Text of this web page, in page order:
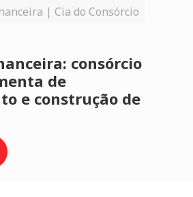
| Cia do Consórcio
consórcio
de
e construção de